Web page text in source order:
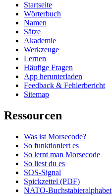
Startseite
Wörterbuch
Namen
Sätze
Akademie
Werkzeuge
Lernen
Häufige Fragen
App herunterladen
Feedback & Fehlerbericht
Sitemap
Ressourcen
Was ist Morsecode?
So funktioniert es
So lernt man Morsecode
So liest du es
SOS-Signal
Spickzettel (PDF)
NATO-Buchstabieralphabet